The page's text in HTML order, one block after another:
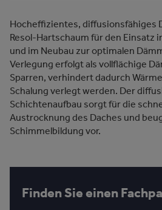
Hocheffizientes, diffusionsfähiges
Resol-Hartschaum für den Einsatz
und im Neubau zur optimalen
Verlegung erfolgt als vollflächige
Sparren, verhindert dadurch
Schalung verlegt werden. Der
Schichtenaufbau sorgt für die
Austrocknung des Daches und
Schimmelbildung vor.
Finden Sie einen